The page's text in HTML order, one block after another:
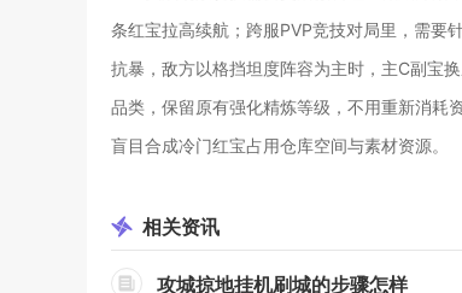
条红宝拉高续航；跨服PVP竞技对局里，需要
抗暴，敌方以格挡坦度阵容为主时，主C副宝
品类，保留原有强化精炼等级，不用重新消耗
盲目合成冷门红宝占用仓库空间与素材资源。
相关资讯
攻城掠地挂机刷城的步骤怎样